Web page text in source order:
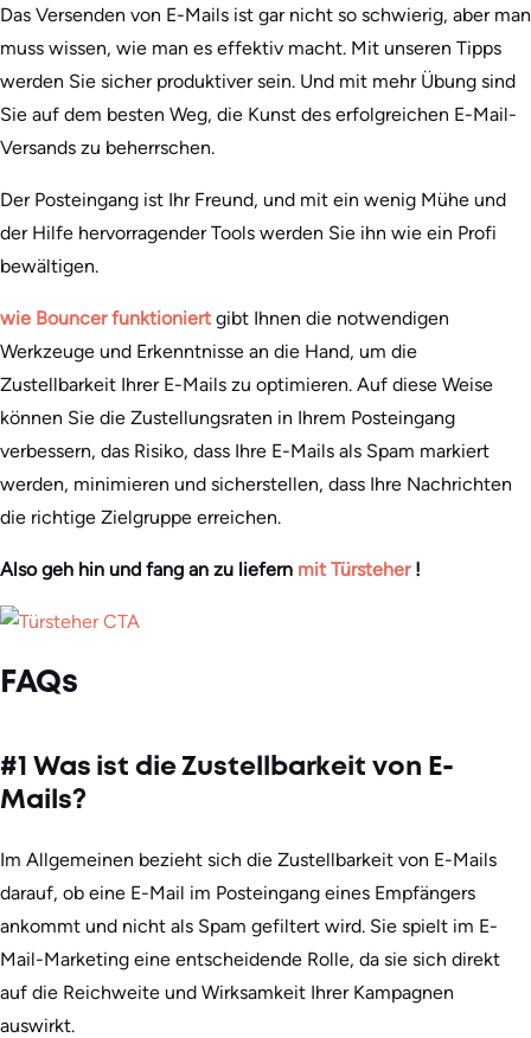
Das Versenden von E-Mails ist gar nicht so schwierig, aber man
muss wissen, wie man es effektiv macht. Mit unseren Tipps
werden Sie sicher produktiver sein. Und mit mehr Übung sind
Sie auf dem besten Weg, die Kunst des erfolgreichen E-Mail-
Versands zu beherrschen.
Der Posteingang ist Ihr Freund, und mit ein wenig Mühe und
der Hilfe hervorragender Tools werden Sie ihn wie ein Profi
bewältigen.
wie Bouncer funktioniert gibt Ihnen die notwendigen
Werkzeuge und Erkenntnisse an die Hand, um die
Zustellbarkeit Ihrer E-Mails zu optimieren. Auf diese Weise
können Sie die Zustellungsraten in Ihrem Posteingang
verbessern, das Risiko, dass Ihre E-Mails als Spam markiert
werden, minimieren und sicherstellen, dass Ihre Nachrichten
die richtige Zielgruppe erreichen.
Also geh hin und fang an zu liefern mit Türsteher !
FAQs
#1 Was ist die Zustellbarkeit von E-
Mails?
Im Allgemeinen bezieht sich die Zustellbarkeit von E-Mails
darauf, ob eine E-Mail im Posteingang eines Empfängers
ankommt und nicht als Spam gefiltert wird. Sie spielt im E-
Mail-Marketing eine entscheidende Rolle, da sie sich direkt
auf die Reichweite und Wirksamkeit Ihrer Kampagnen
auswirkt.